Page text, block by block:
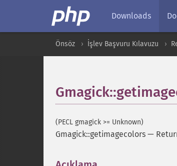
Downloads
Önsöz İşlev Başvuru Kılavuzu
(PECL gmagick >= Unknown)
Gmagick::getimagecolors —